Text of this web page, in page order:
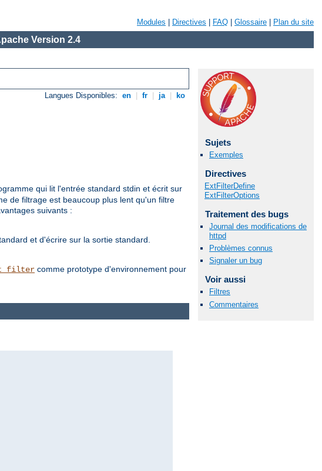
Modules Directives FAQ Glossaire Plan du site
Version 2.4
Langues Disponibles: en fr ja ko
qui lit l'entrée standard stdin et écrit sur
de filtrage est beaucoup plus lent qu'un filtre
suivants :
et d'écrire sur la sortie standard.
comme prototype d'environnement pour
Sujets
Exemples
Directives
ExtFilterDefine
ExtFilterOptions
Traitement des bugs
Journal des modifications de
httpd
Problèmes connus
Signaler un bug
Voir aussi
Filtres
Commentaires